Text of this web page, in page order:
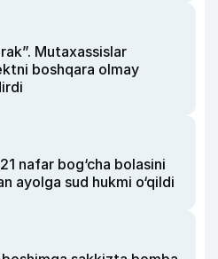
Mutaxassislar
boshqara olmay
nafar bog‘cha bolasini
ayolga sud hukmi o‘qildi